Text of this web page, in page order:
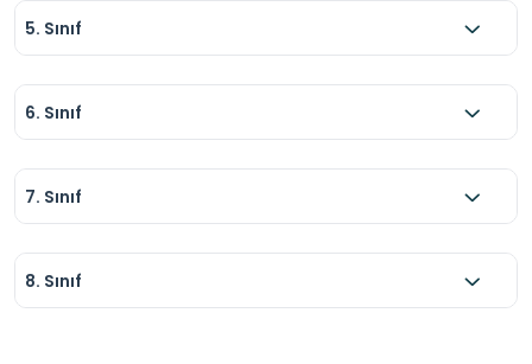
5. Sınıf
6. Sınıf
7. Sınıf
8. Sınıf